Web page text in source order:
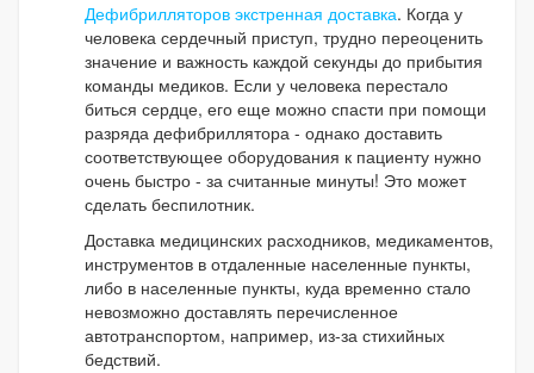
Дефибрилляторов экстренная доставка. Когда у
человека сердечный приступ, трудно переоценить
значение и важность каждой секунды до прибытия
команды медиков. Если у человека перестало
биться сердце, его еще можно спасти при помощи
разряда дефибриллятора - однако доставить
соответствующее оборудования к пациенту нужно
очень быстро - за считанные минуты! Это может
сделать беспилотник.
Доставка медицинских расходников, медикаментов,
инструментов в отдаленные населенные пункты,
либо в населенные пункты, куда временно стало
невозможно доставлять перечисленное
автотранспортом, например, из-за стихийных
бедствий.